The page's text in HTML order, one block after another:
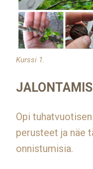
Kurssi 1.
Opi
perusteet ja näe
onnistumisia.